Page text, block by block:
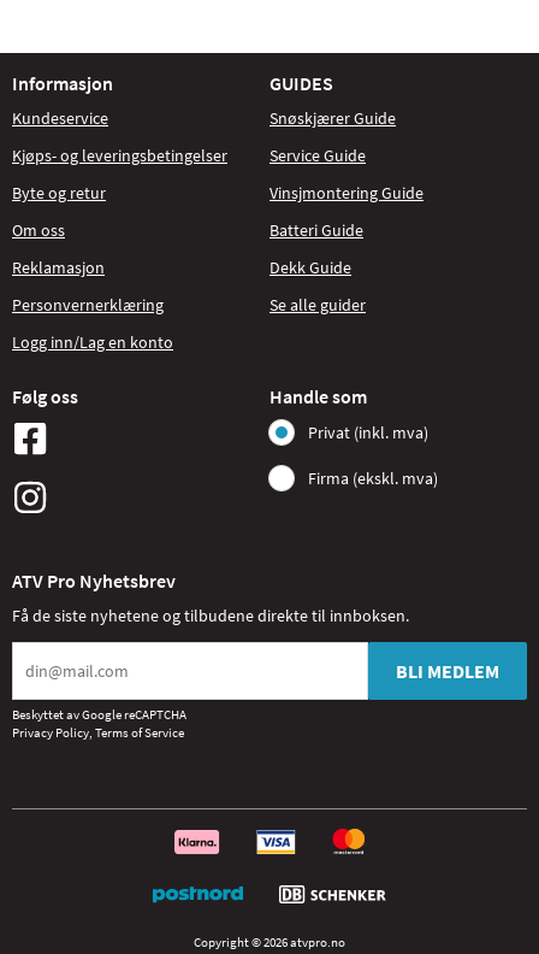
Informasjon
Kundeservice
Kjøps- og leveringsbetingelser
Byte og retur
Om oss
Reklamasjon
Personvernerklæring
Logg inn/Lag en konto
GUIDES
Snøskjærer Guide
Service Guide
Vinsjmontering Guide
Batteri Guide
Dekk Guide
Se alle guider
Følg oss Handle som
Privat (inkl. mva)
Firma (ekskl. mva)
ATV Pro Nyhetsbrev
Få de siste nyhetene og tilbudene direkte til innboksen.
BLI MEDLEM
Beskyttet av Google reCAPTCHA
Privacy Policy, Terms of Service
Copyright © 2026 atvpro.no